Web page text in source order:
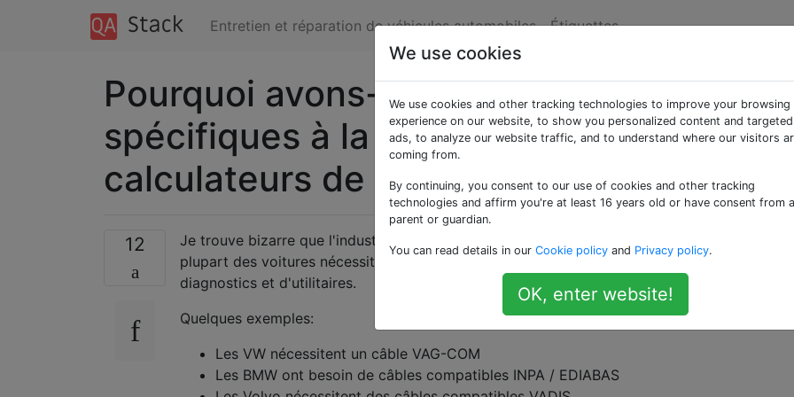
Entretien et réparation de véhicules automobiles Étiquettes
Pourquoi avons-nous besoin de câbles
spécifiques à la marque pour lire les
calculateurs de voiture?
12
Je trouve bizarre que l'industrie automobile ait normalisé l'utilisation du protocole OBDII,
plupart des voitures nécessitent des câbles spécifiques pour accéder à l'ensemble complet
diagnostics et d'utilitaires.
Quelques exemples:
Les VW nécessitent un câble VAG-COM
Les BMW ont besoin de câbles compatibles INPA / EDIABAS
We use cookies
We use cookies and other tracking technologies to improve your browsing
experience on our website, to show you personalized content and targeted
ads, to analyze our website traffic, and to understand where our visitors
coming from.
By continuing, you consent to our use of cookies and other tracking
technologies and affirm you're at least 16 years old or have consent from a
parent or guardian.
You can read details in our Cookie policy and Privacy policy.
OK, enter website!